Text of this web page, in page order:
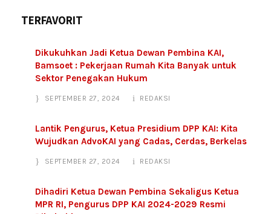
TERFAVORIT
Dikukuhkan Jadi Ketua Dewan Pembina KAI,
Bamsoet : Pekerjaan Rumah Kita Banyak untuk
Sektor Penegakan Hukum
SEPTEMBER 27, 2024 REDAKSI
Lantik Pengurus, Ketua Presidium DPP KAI: Kita
Wujudkan AdvoKAI yang Cadas, Cerdas, Berkelas
SEPTEMBER 27, 2024 REDAKSI
Dihadiri Ketua Dewan Pembina Sekaligus Ketua
MPR RI, Pengurus DPP KAI 2024-2029 Resmi